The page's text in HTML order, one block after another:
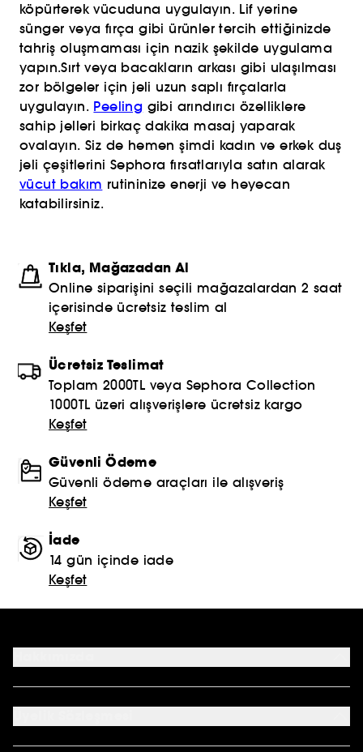
köpürterek vücuduna uygulayın. Lif yerine
sünger veya fırça gibi ürünler tercih ettiğinizde
tahriş oluşmaması için nazik şekilde uygulama
yapın.Sırt veya bacakların arkası gibi ulaşılması
zor bölgeler için jeli uzun saplı fırçalarla
uygulayın. Peeling gibi arındırıcı özelliklere
sahip jelleri birkaç dakika masaj yaparak
ovalayın. Siz de hemen şimdi kadın ve erkek duş
jeli çeşitlerini Sephora fırsatlarıyla satın alarak
vücut bakım rutininize enerji ve heyecan
katabilirsiniz.
Tıkla, Mağazadan Al
Online siparişini seçili mağazalardan 2 saat
içerisinde ücretsiz teslim al
Keşfet
Ücretsiz Teslimat
Toplam 2000TL veya Sephora Collection
1000TL üzeri alışverişlere ücretsiz kargo
Keşfet
Güvenli Ödeme
Güvenli ödeme araçları ile alışveriş
Keşfet
İade
14 gün içinde iade
Keşfet
Mağazalar
Profil Bilgilerim
Genel Şartlar ve Koşullar